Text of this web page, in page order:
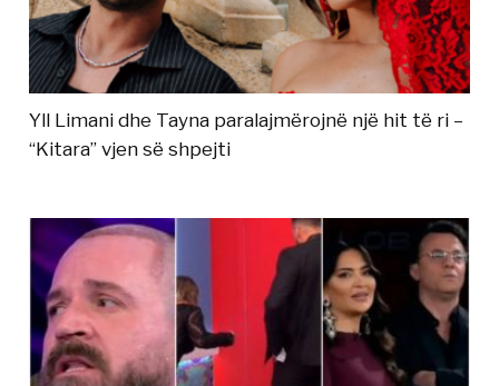
Yll Limani dhe Tayna paralajmërojnë një hit të ri –
“Kitara” vjen së shpejti